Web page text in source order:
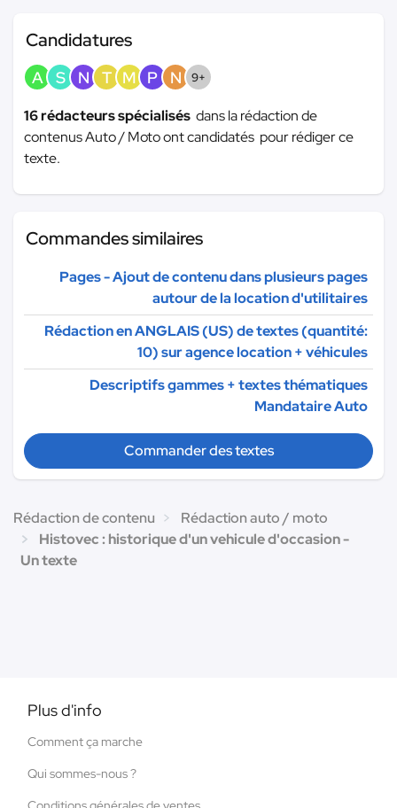
Candidatures
A S N T M P N 9+
16 rédacteurs spécialisés dans la rédaction de
contenus Auto / Moto ont candidatés pour rédiger ce
texte.
Commandes similaires
Pages - Ajout de contenu dans plusieurs pages
autour de la location d'utilitaires
Rédaction en ANGLAIS (US) de textes (quantité:
10) sur agence location + véhicules
Descriptifs gammes + textes thématiques
Mandataire Auto
Commander des textes
Rédaction de contenu
Rédaction auto / moto
Histovec : historique d'un vehicule d'occasion -
Un texte
Plus d'info
Comment ça marche
Qui sommes-nous ?